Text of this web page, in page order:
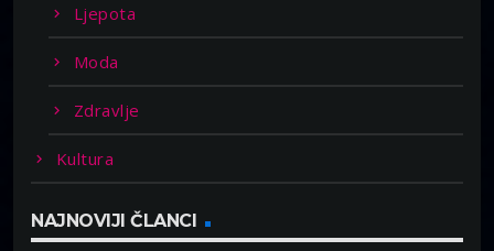
Ljepota
Moda
Zdravlje
Kultura
NAJNOVIJI ČLANCI